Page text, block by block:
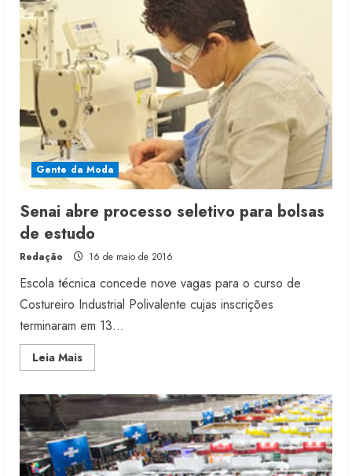
o
Senai
Brasil
Fashion
Gente da Moda
Senai abre processo seletivo para bolsas
de estudo
Redação 16 de maio de 2016
Escola técnica concede nove vagas para o curso de
Costureiro Industrial Polivalente cujas inscrições
terminaram em 13...
Leia MaisRead
more
abre
processo
seletivo
para
bolsas
de
estudo